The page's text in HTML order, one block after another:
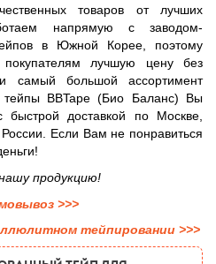
товаров от лучших
напрямую с заводом-
в Южной Корее, поэтому
лучшую цену без
самый большой ассортимент
тейпыBBTape (Био Баланс) Вы
доставкой по Москве,
Если Вам не понравиться
продукцию!
>>>
тейпировании >>>